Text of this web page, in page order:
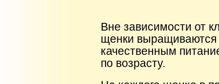
Вне зависимости от
щенки
качественным
по возрасту.